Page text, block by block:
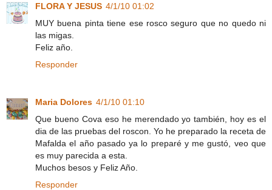
FLORA Y JESUS 4/1/10 01:02
MUY buena pinta tiene ese rosco seguro que no quedo ni
las migas.
Feliz año.
Responder
Maria Dolores 4/1/10 01:10
Que bueno Cova eso he merendado yo también, hoy es el
dia de las pruebas del roscon. Yo he preparado la receta de
Mafalda el año pasado ya lo preparé y me gustó, veo que
es muy parecida a esta.
Muchos besos y Feliz Año.
Responder